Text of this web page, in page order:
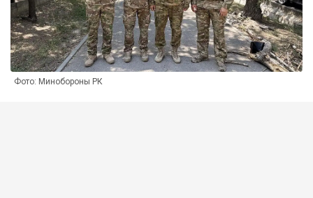
Фото: Минобороны РК